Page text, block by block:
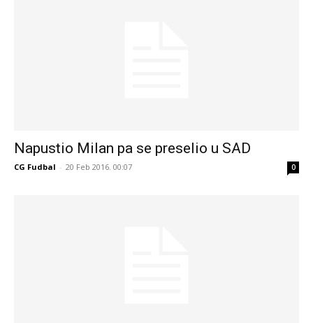
Napustio Milan pa se preselio u SAD
CG Fudbal - 20 Feb 2016. 00:07 0